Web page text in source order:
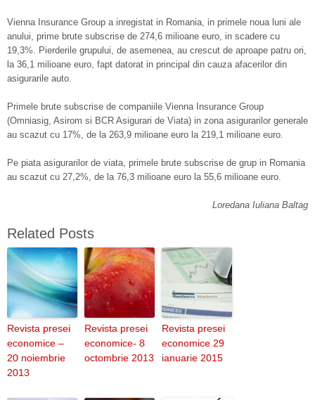
Vienna Insurance Group a inregistat in Romania, in primele noua luni ale
anului, prime brute subscrise de 274,6 milioane euro, in scadere cu
19,3%. Pierderile grupului, de asemenea, au crescut de aproape patru ori,
la 36,1 milioane euro, fapt datorat in principal din cauza afacerilor din
asigurarile auto.
Primele brute subscrise de companiile Vienna Insurance Group
(Omniasig, Asirom si BCR Asigurari de Viata) in zona asigurarilor generale
au scazut cu 17%, de la 263,9 milioane euro la 219,1 milioane euro.
Pe piata asigurarilor de viata, primele brute subscrise de grup in Romania
au scazut cu 27,2%, de la 76,3 milioane euro la 55,6 milioane euro.
Loredana Iuliana Baltag
Related Posts
Revista presei
economice –
20 noiembrie
2013
Revista presei
economice- 8
octombrie 2013
Revista presei
economice 29
ianuarie 2015